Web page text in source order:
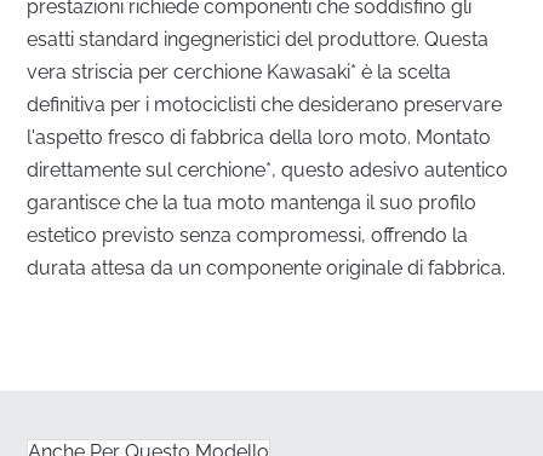
prestazioni richiede componenti che soddisfino gli
esatti standard ingegneristici del produttore. Questa
vera striscia per cerchione Kawasaki* è la scelta
definitiva per i motociclisti che desiderano preservare
l'aspetto fresco di fabbrica della loro moto. Montato
direttamente sul cerchione*, questo adesivo autentico
garantisce che la tua moto mantenga il suo profilo
estetico previsto senza compromessi, offrendo la
durata attesa da un componente originale di fabbrica.
sigillata dalla fabbrica, garantendo che rimanga priva